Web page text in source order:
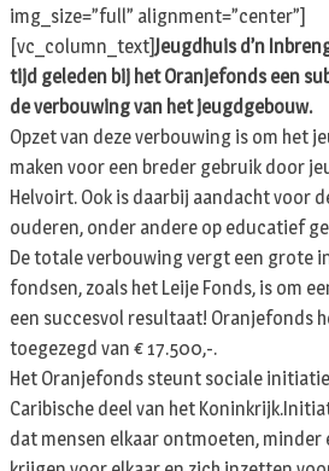
img_size=”full” alignment=”center”]
[vc_column_text]Jeugdhuis d’n
tijd geleden bij het Oranjefonds een
de verbouwing van het jeugdgebouw.
Opzet van deze verbouwing is om het
maken voor een breder gebruik door
Helvoirt. Ook is daarbij aandacht voor
ouderen, onder andere op educatief
De totale verbouwing vergt een grote
fondsen, zoals het Leije Fonds, is om
een succesvol resultaat! Oranjefonds
toegezegd van € 17.500,-.
Het Oranjefonds steunt sociale
Caribische deel van het
dat mensen elkaar ontmoeten, minder